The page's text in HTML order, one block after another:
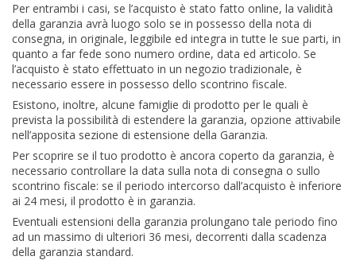
Per entrambi i casi, se l’acquisto è stato fatto online, la validità
della garanzia avrà luogo solo se in possesso della nota di
consegna, in originale, leggibile ed integra in tutte le sue parti, in
quanto a far fede sono numero ordine, data ed articolo. Se
l’acquisto è stato effettuato in un negozio tradizionale, è
necessario essere in possesso dello scontrino fiscale.
Esistono, inoltre, alcune famiglie di prodotto per le quali è
prevista la possibilità di estendere la garanzia, opzione attivabile
nell’apposita sezione di estensione della Garanzia.
Per scoprire se il tuo prodotto è ancora coperto da garanzia, è
necessario controllare la data sulla nota di consegna o sullo
scontrino fiscale: se il periodo intercorso dall’acquisto è inferiore
ai 24 mesi, il prodotto è in garanzia.
Eventuali estensioni della garanzia prolungano tale periodo fino
ad un massimo di ulteriori 36 mesi, decorrenti dalla scadenza
della garanzia standard.